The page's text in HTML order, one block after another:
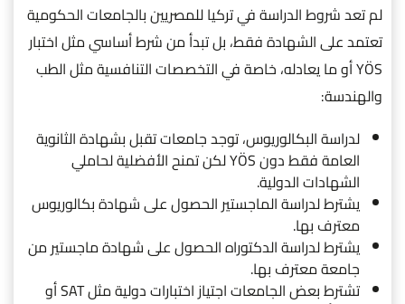
لم تعد شروط الدراسة في تركيا للمصريين بالجامعات الحكومية
تعتمد على الشهادة فقط، بل تبدأ من شرط أساسي مثل اختبار
YÖS أو ما يعادله، خاصة في التخصصات التنافسية مثل الطب
والهندسة:
لدراسة البكالوريوس، توجد جامعات تقبل بشهادة الثانوية
العامة فقط دون YÖS لكن تمنح الأفضلية لحاملي
الشهادات الدولية.
يشترط لدراسة الماجستير الحصول على شهادة بكالوريوس
معترف بها.
يشترط لدراسة الدكتوراه الحصول على شهادة ماجستير من
جامعة معترف بها.
تشترط بعض الجامعات اجتياز اختبارات دولية مثل SAT أو